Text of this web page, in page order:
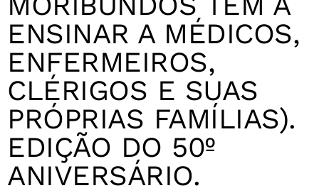
ENSINAR A MÉDICOS,
ENFERMEIROS,
CLÉRIGOS E SUAS
PRÓPRIAS FAMÍLIAS).
EDIÇÃO DO 50º
ANIVERSÁRIO.